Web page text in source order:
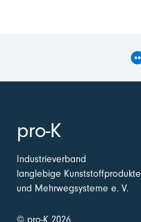
pro-K
Industrieverband
langlebige Kunststoffprodukte
und Mehrwegsysteme e. V.
© pro-K 2026